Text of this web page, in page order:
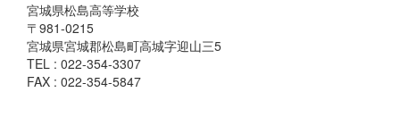
宮城県松島高等学校
〒981-0215
宮城県宮城郡松島町高城字迎山三5
TEL : 022-354-3307
FAX : 022-354-5847